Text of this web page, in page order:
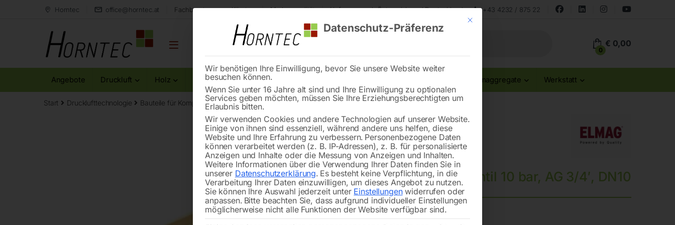
Horntec office@horntec.at Fachberatung aus Kärnten Markenqualität Lieferung nach Österreich und Deutschland +43 4232 / 875 22
0
€ 0,00
Angebote Druckluft Holz Metall Reinigung Stromaggregate Werkstatt
Start Drucklufttechnologie Bauteile für Kompressoren Sicherheitsventil 10 bar, AG 3/4′, DN10
🔍
Sicherheitsventil 10 bar, AG 3/4′, DN10
Messing
Mit diesem Button wird der Dialog geschlossen. Seine Funktionalität ist
Datenschutz-Präferenz
Wir benötigen Ihre Einwilligung, bevor Sie unsere Website weiter
besuchen können.
Wenn Sie unter 16 Jahre alt sind und Ihre Einwilligung zu optionalen
Services geben möchten, müssen Sie Ihre Erziehungsberechtigten um
Erlaubnis bitten.
Wir verwenden Cookies und andere Technologien auf unserer Website.
Einige von ihnen sind essenziell, während andere uns helfen, diese
Website und Ihre Erfahrung zu verbessern. Personenbezogene Daten
können verarbeitet werden (z. B. IP-Adressen), z. B. für personalisierte
Anzeigen und Inhalte oder die Messung von Anzeigen und Inhalten.
Weitere Informationen über die Verwendung Ihrer Daten finden Sie in
unserer Datenschutzerklärung. Es besteht keine Verpflichtung, in die
Verarbeitung Ihrer Daten einzuwilligen, um dieses Angebot zu nutzen.
Sie können Ihre Auswahl jederzeit unter Einstellungenwiderrufen oder
anpassen. Bitte beachten Sie, dass aufgrund individueller Einstellungen
möglicherweise nicht alle Funktionen der Website verfügbar sind.